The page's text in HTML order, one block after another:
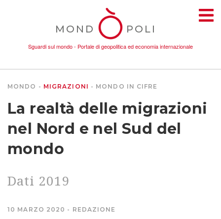
MOND POLI
Sguardi sul mondo - Portale di geopolitica ed economia internazionale
AMBIENTE
CONFLITTI
DONNE
ECONOMIA
MONDO MIGRAZIONI MONDO IN CIFRE
La realtà delle migrazioni
nel Nord e nel Sud del
mondo
Dati 2019
10 MARZO 2020 REDAZIONE